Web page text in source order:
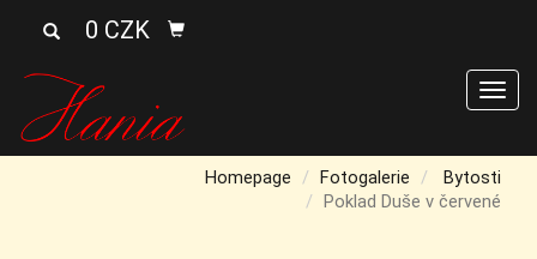
0 CZK
Homepage Fotogalerie
Bytosti
Poklad Duše v červené